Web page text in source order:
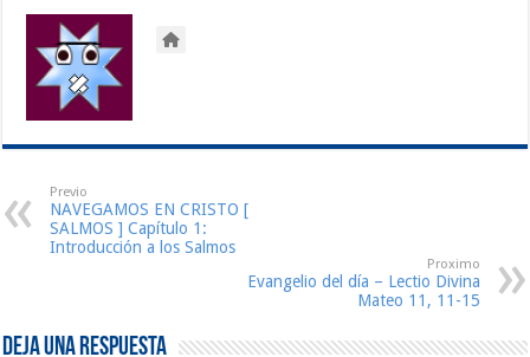
Previo
NAVEGAMOS EN CRISTO [
SALMOS ] Capítulo 1:
Introducción a los Salmos
Proximo
Evangelio del día – Lectio Divina
Mateo 11, 11-15
Deja una respuesta